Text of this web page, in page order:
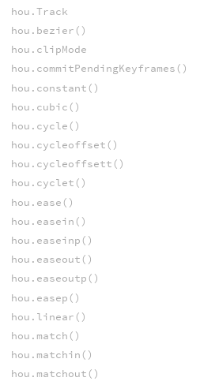
hou.Track
hou.bezier()
hou.clipMode
hou.commitPendingKeyframes()
hou.constant()
hou.cubic()
hou.cycle()
hou.cycleoffset()
hou.cycleoffsett()
hou.cyclet()
hou.ease()
hou.easein()
hou.easeinp()
hou.easeout()
hou.easeoutp()
hou.easep()
hou.linear()
hou.match()
hou.matchin()
hou.matchout()